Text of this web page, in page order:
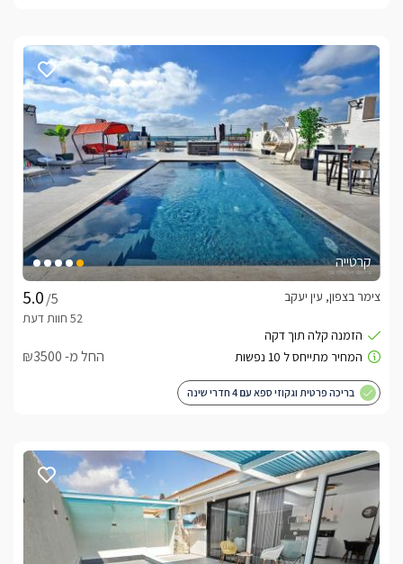
קרטייה
/5
צימר בצפון, עין יעקב
החל מ- ₪3500
בריכה פרטית וגקוזי ספא עם 4 חדרי שינה